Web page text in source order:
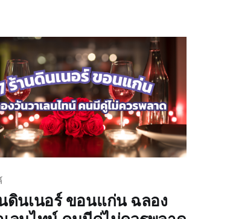
ดินเนอร์ ขอนแก่น ฉลอง